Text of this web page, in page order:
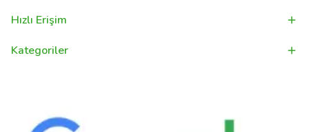
Hızlı Erişim
Kategoriler